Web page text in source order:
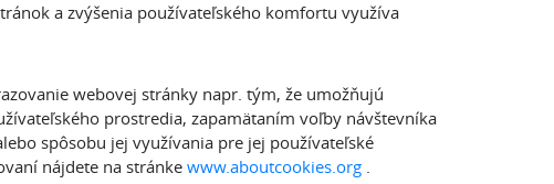
a zvýšenia používateľského komfortu využíva
webovej stránky napr. tým, že umožňujú
prostredia, zapamätaním voľby návštevníka
spôsobu jej využívania pre jej používateľské
nájdete na stránkewww.aboutcookies.org.